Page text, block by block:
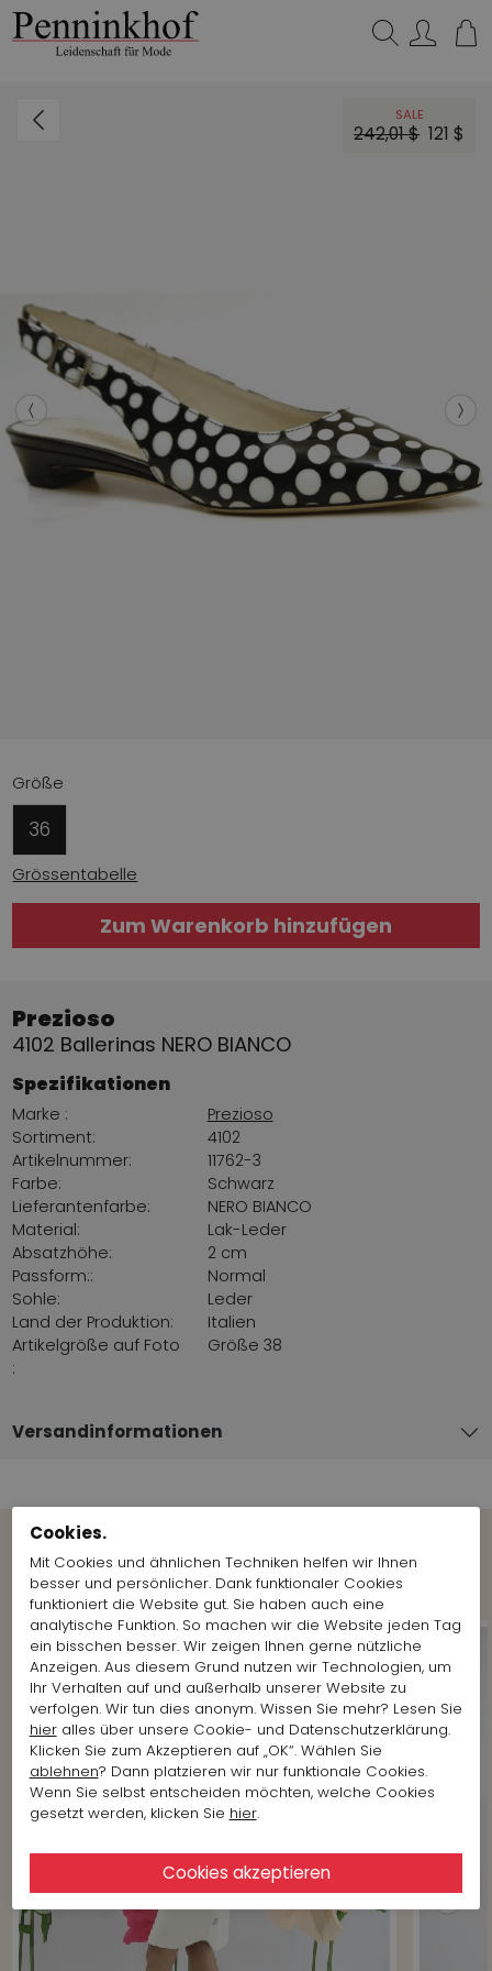
SALE
242,01 $ 121 $
Größe
36
Grössentabelle
Zum Warenkorb hinzufügen
Prezioso
4102 Ballerinas NERO BIANCO
Spezifikationen
Marke :
Prezioso
Sortiment:
4102
Artikelnummer:
11762-3
Farbe:
Schwarz
Lieferantenfarbe:
NERO BIANCO
Material:
Lak-Leder
Absatzhöhe:
2 cm
Passform::
Normal
Sohle:
Leder
Land der Produktion:
Italien
Artikelgröße auf Foto
:
Größe 38
Versandinformationen
Shop the Look
Cookies.
Mit Cookies und ähnlichen Techniken helfen wir Ihnen
besser und persönlicher. Dank funktionaler Cookies
funktioniert die Website gut. Sie haben auch eine
analytische Funktion. So machen wir die Website jeden Tag
ein bisschen besser. Wir zeigen Ihnen gerne nützliche
Anzeigen. Aus diesem Grund nutzen wir Technologien, um
Ihr Verhalten auf und außerhalb unserer Website zu
verfolgen. Wir tun dies anonym. Wissen Sie mehr? Lesen Sie
hieralles über unsere Cookie- und Datenschutzerklärung.
Klicken Sie zum Akzeptieren auf „OK“. Wählen Sie
ablehnen? Dann platzieren wir nur funktionale Cookies.
Wenn Sie selbst entscheiden möchten, welche Cookies
gesetzt werden, klicken Sie hier.